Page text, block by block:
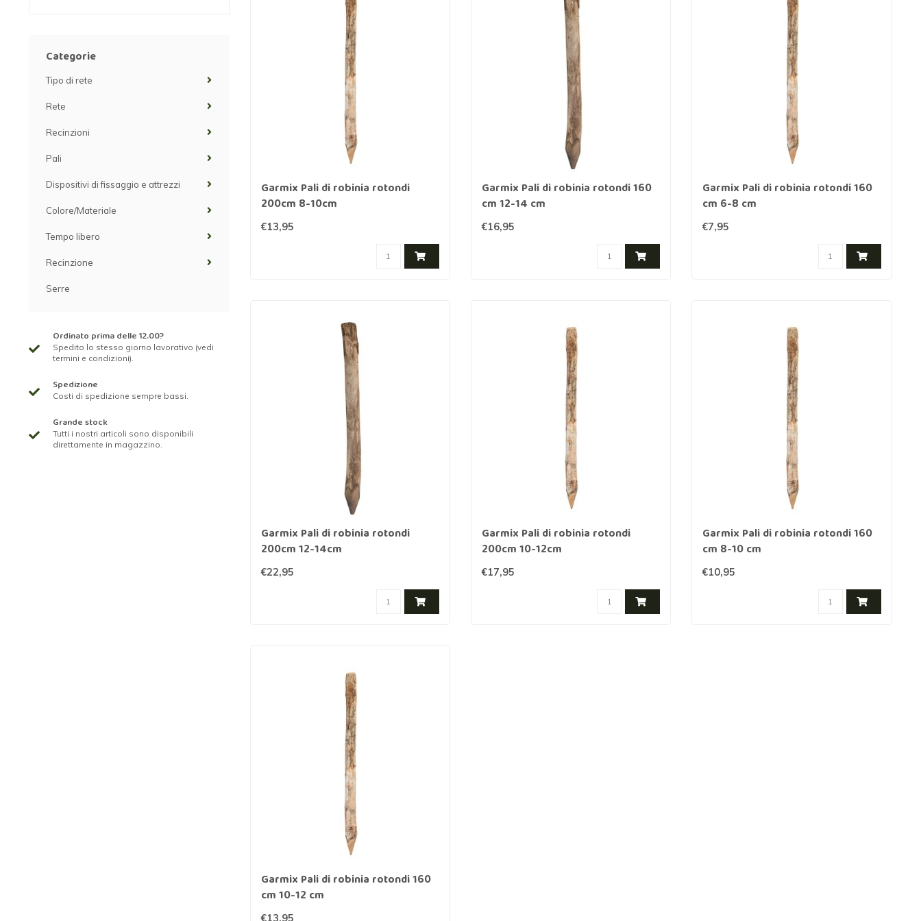
Rete ornamentale Staccionata frangivista
Recinzioni elettrificate
Reti di protezione per
Recinzioni grondaie
Categorie
Tipo di rete
Rete
Recinzioni
Pali
Dispositivi di fissaggio e attrezzi
Colore/Materiale
Tempo libero
Recinzione
Serre
Ordinato prima delle 12.00?
Spedito lo stesso giorno lavorativo (vedi
termini e condizioni).
Spedizione
Costi di spedizione sempre bassi.
Grande stock
Tutti i nostri articoli sono disponibili
direttamente in magazzino.
Garmix Pali di robinia rotondi
200cm 8-10cm
€13,95
Garmix Pali di robinia rotondi 160
cm 12-14 cm
€16,95
Garmix Pali di robinia rotondi 160
cm 6-8 cm
€7,95
Garmix Pali di robinia rotondi
200cm 12-14cm
€22,95
Garmix Pali di robinia rotondi
200cm 10-12cm
€17,95
Garmix Pali di robinia rotondi 160
cm 8-10 cm
€10,95
Garmix Pali di robinia rotondi 160
cm 10-12 cm
€13,95